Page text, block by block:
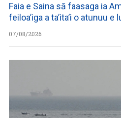
Faia e Saina sā faasaga ia
feiloa’iga a ta’ita’i o atunuu e
07/08/2026